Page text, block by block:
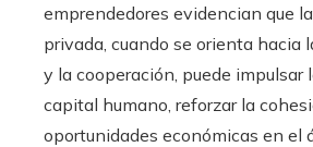
emprendedores evidencian que
privada, cuando se orienta hacia
y la cooperación, puede impulsar
capital humano, reforzar la
oportunidades económicas en el